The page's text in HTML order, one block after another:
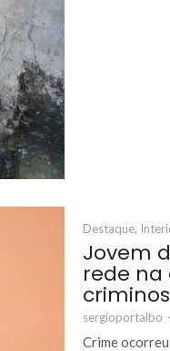
Destaque,
Jovem
rede
sergioportalbo -
Crime